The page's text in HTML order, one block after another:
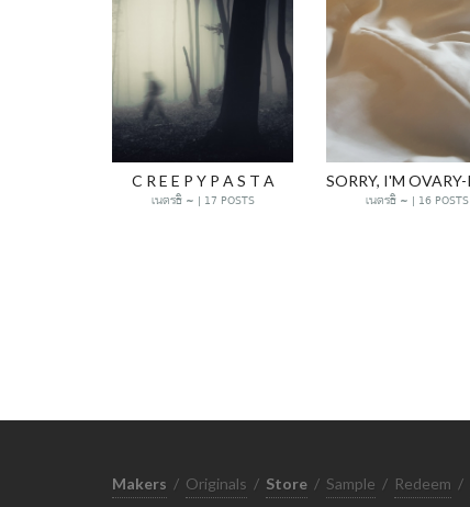
C R E E P Y P A S T A
เนตรธิ ~ | 17 POSTS เนตรธิ ~ | 16 POSTS
Makers / Originals / Store / Sample / Redeem /